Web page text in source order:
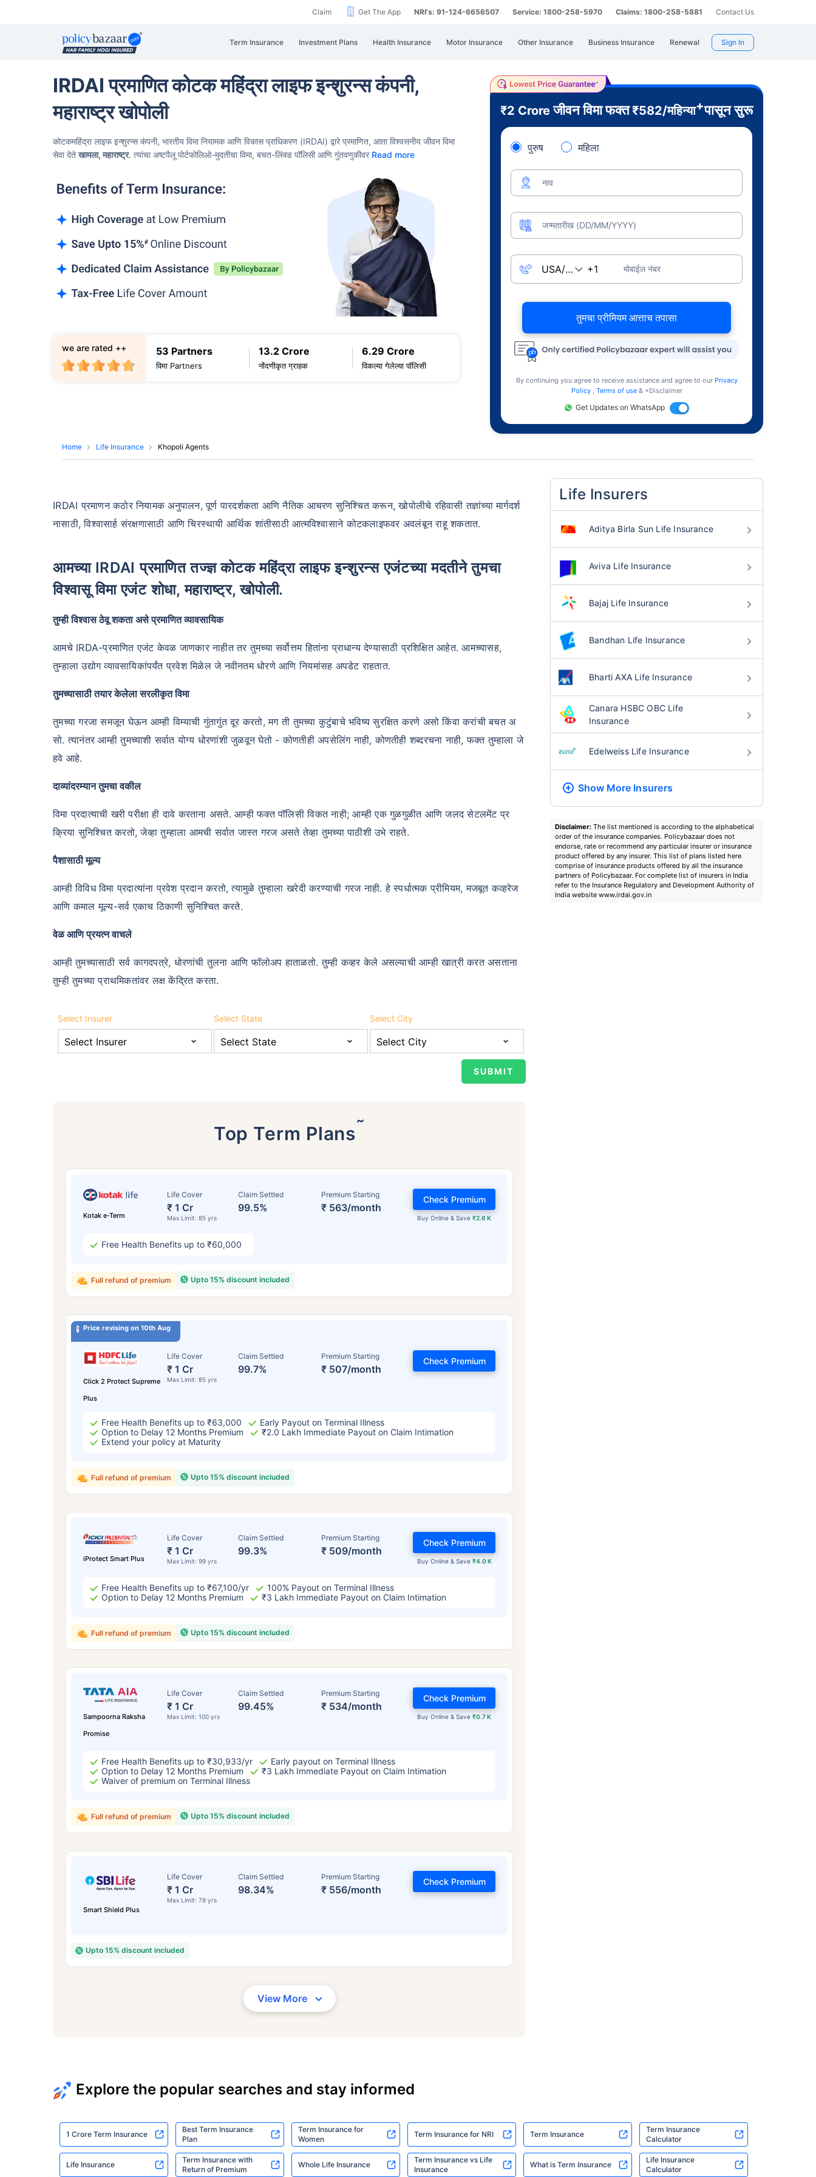
Claim Get The App NRI's: 91-124-6656507 Service: 1800-258-5970 Claims: 1800-258-5881 Contact Us
Term Insurance Investment Plans Health Insurance Motor Insurance Other Insurance Business Insurance Renewal Sign In
IRDAI प्रमाणित कोटक महिंद्रा लाइफ इन्शुरन्स कंपनी,
महाराष्ट्र खोपोली
कोटकमहिंद्रा लाइफ इन्शुरन्स कंपनी, भारतीय विमा नियामक आणि विकास प्राधिकरण (IRDAI) द्वारे प्रमाणित, आता विश्वसनीय जीवन विमा
सेवा देतेखामला, महाराष्ट्र. त्यांचा अष्टपैलू पोर्टफोलिओ-मुदतीचा विमा, बचत-लिंक्ड पॉलिसी आणि गुंतवणुकीवर Read more
53 Partners
विमा Partners
13.2 Crore
नोंदणीकृत ग्राहक
6.29 Crore
विकल्या गेलेल्या पॉलिसी
we are rated ++
₹2 Croreजीवन विमा फक्त₹582/महिन्या+पासून सुरू
पुरुष महिला
नाव
जन्मतारीख (DD/MM/YYYY)
मोबाईल नंबर
तुमचा प्रीमियम आत्ताच तपासा
By continuing you agree to receive assistance and agree to our Privacy
Policy
Terms of use & +Disclaimer
Get Updates on WhatsApp
Home Life Insurance Khopoli Agents
IRDAI प्रमाणन कठोर नियामक अनुपालन, पूर्ण पारदर्शकता आणि नैतिक आचरण सुनिश्चित करून, खोपोलीचे रहिवासी तज्ञांच्या मार्गदर्श
नासाठी, विश्वासार्ह संरक्षणासाठी आणि चिरस्थायी आर्थिक शांतीसाठी आत्मविश्वासाने कोटकलाइफवर अवलंबून राहू शकतात.
आमच्या IRDAI प्रमाणित तज्ज्ञ कोटक महिंद्रा लाइफ इन्शुरन्स एजंटच्या मदतीने तुमचा
विश्वासू विमा एजंट शोधा, महाराष्ट्र, खोपोली.
तुम्ही विश्वास ठेवू शकता असे प्रमाणित व्यावसायिक
आमचे IRDA-प्रमाणित एजंट केवळ जाणकार नाहीत तर तुमच्या सर्वोत्तम हितांना प्राधान्य देण्यासाठी प्रशिक्षित आहेत. आमच्यासह,
तुम्हाला उद्योग व्यावसायिकांपर्यंत प्रवेश मिळेल जे नवीनतम धोरणे आणि नियमांसह अपडेट राहतात.
तुमच्यासाठी तयार केलेला सरलीकृत विमा
तुमच्या गरजा समजून घेऊन आम्ही विम्याची गुंतागुंत दूर करतो, मग ती तुमच्या कुटुंबाचे भविष्य सुरक्षित करणे असो किंवा करांची बचत अ
सो. त्यानंतर आम्ही तुमच्याशी सर्वात योग्य धोरणांशी जुळवून घेतो - कोणतीही अपसेलिंग नाही, कोणतीही शब्दरचना नाही, फक्त तुम्हाला जे
हवे आहे.
दाव्यांदरम्यान तुमचा वकील
विमा प्रदात्याची खरी परीक्षा ही दावे करताना असते. आम्ही फक्त पॉलिसी विकत नाही; आम्ही एक गुळगुळीत आणि जलद सेटलमेंट प्र
क्रिया सुनिश्चित करतो, जेव्हा तुम्हाला आमची सर्वात जास्त गरज असते तेव्हा तुमच्या पाठीशी उभे राहते.
पैशासाठी मूल्य
आम्ही विविध विमा प्रदात्यांना प्रवेश प्रदान करतो, त्यामुळे तुम्हाला खरेदी करण्याची गरज नाही. हे स्पर्धात्मक प्रीमियम, मजबूत कव्हरेज
आणि कमाल मूल्य-सर्व एकाच ठिकाणी सुनिश्चित करते.
वेळ आणि प्रयत्न वाचले
आम्ही तुमच्यासाठी सर्व कागदपत्रे, धोरणांची तुलना आणि फॉलोअप हाताळतो. तुम्ही कव्हर केले असल्याची आम्ही खात्री करत असताना
तुम्ही तुमच्या प्राथमिकतांवर लक्ष केंद्रित करता.
Select Insurer Select State Select City
Top Term Plans˜
Kotak e-Term
Life Cover
₹ 1 Cr
Max Limit: 85 yrs
Claim Settled
99.5%
Premium Starting
₹ 563/month
Buy Online & Save₹2.6 K
Check Premium
Free Health Benefits up to ₹60,000
Upto 15% discount included
Full refund of premium
Price revising on 10th Aug
Click 2 Protect Supreme
Plus
Life Cover
₹ 1 Cr
Max Limit: 85 yrs
Claim Settled
99.7%
Premium Starting
₹ 507/month
Check Premium
Free Health Benefits up to ₹63,000
Early Payout on Terminal Illness
Option to Delay 12 Months Premium
₹2.0 Lakh Immediate Payout on Claim Intimation
Extend your policy at Maturity
Upto 15% discount included
Full refund of premium
iProtect Smart Plus
Life Cover
₹ 1 Cr
Max Limit: 99 yrs
Claim Settled
99.3%
Premium Starting
₹ 509/month
Buy Online & Save ₹4.0 K
Check Premium
Free Health Benefits up to ₹67,100/yr
100% Payout on Terminal Illness
Option to Delay 12 Months Premium
₹3 Lakh Immediate Payout on Claim Intimation
Upto 15% discount included
Full refund of premium
Sampoorna Raksha
Promise
Life Cover
₹ 1 Cr
Max Limit: 100 yrs
Claim Settled
99.45%
Premium Starting
₹ 534/month
Buy Online & Save₹0.7 K
Check Premium
Free Health Benefits up to ₹30,933/yr
Early payout on Terminal Illness
Option to Delay 12 Months Premium
₹3 Lakh Immediate Payout on Claim Intimation
Waiver of premium on Terminal Illness
Upto 15% discount included
Full refund of premium
Smart Shield Plus
Life Cover
₹ 1 Cr
Max Limit: 79 yrs
Claim Settled
98.34%
Premium Starting
₹ 556/month
Check Premium
Upto 15% discount included
View More
Life Insurers
Aditya Birla Sun Life Insurance
Aviva Life Insurance
Bajaj Life Insurance
Bandhan Life Insurance
Bharti AXA Life Insurance
Canara HSBC OBC Life
Insurance
Edelweiss Life Insurance
Show More Insurers
Disclaimer: The list mentioned is according to the alphabetical
order of the insurance companies. Policybazaar does not
endorse, rate or recommend any particular insurer or insurance
product offered by any insurer. This list of plans listed here
comprise of insurance products offered by all the insurance
partners of Policybazaar. For complete list of insurers in India
refer to the Insurance Regulatory and Development Authority of
India website www.irdai.gov.in
Explore the popular searches and stay informed
1 Crore Term Insurance
Best Term Insurance
Plan
Term Insurance for
Women
Term Insurance for NRI Term Insurance
Term Insurance
Calculator
Life Insurance
Term Insurance with
Return of Premium
Whole Life Insurance
Term Insurance vs Life
Insurance
What is Term Insurance
Life Insurance
Calculator
24 वर्षे
₹ 434/महिना ₹ 630/महिना*
*₹434 प्रति महिना, 1 कोटीच्या टर्म लाइफ विम्यासाठी सुरुवातीची किंमत आहे — धूम्रपान न करणाऱ्या, कोणतेही पूर्व-विद्यमान आजार नसलेल्या व्यक्तीसाठी, 36 वर्षे वयापर्यंत कव्हर। *₹630 प्रति महिना, 1 कोटीच्या टर्म लाइफ विम्यासाठी
सुरुवातीची किंमत आहे — धूम्रपान न करणाऱ्या, कोणतेही पूर्व-विद्यमान आजार नसलेल्या व्यक्तीसाठी, 46 वर्षे वयापर्यंत कव्हर। *₹1,376 प्रति महिना, 1 कोटीच्या टर्म लाइफ विम्यासाठी सुरुवातीची किंमत आहे — धूम्रपान न करणाऱ्या, कोणतेही पूर्व-
विद्यमान आजार नसलेल्या व्यक्तीसाठी, 56 वर्षे वयापर्यंत कव्हर।